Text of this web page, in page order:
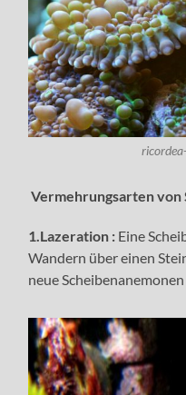
Vermehrungsarten von
1.Lazeration : Eine
Wandern über einen
neue